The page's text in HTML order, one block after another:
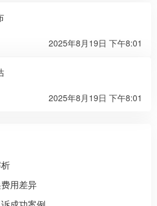
2025年8月19日 下午8:01
2025年8月19日 下午8:01
用差异